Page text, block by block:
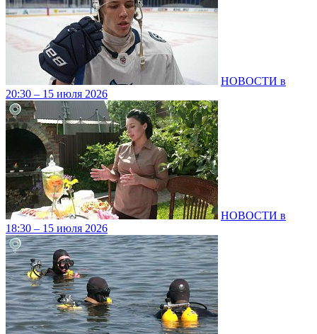
НОВОСТИ в
20:30 – 15 июля 2026
НОВОСТИ в
18:30 – 15 июля 2026